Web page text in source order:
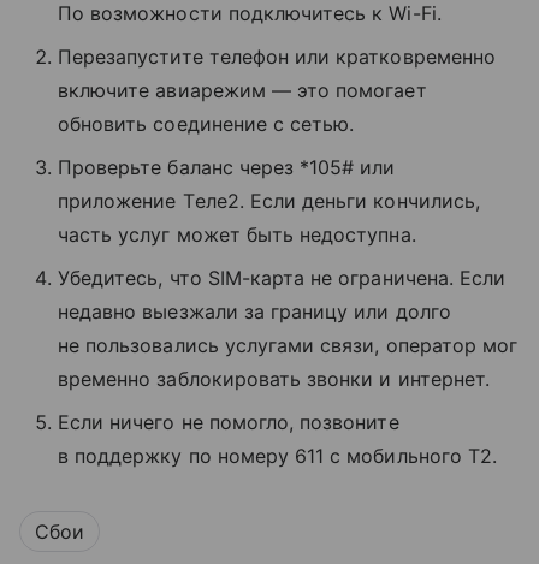
По возможности подключитесь к Wi-Fi.
Перезапустите телефон или кратковременно
включите авиарежим — это помогает
обновить соединение с сетью.
Проверьте баланс через *105# или
приложение Tеле2. Если деньги кончились,
часть услуг может быть недоступна.
Убедитесь, что SIM-карта не ограничена. Если
недавно выезжали за границу или долго
не пользовались услугами связи, оператор мог
временно заблокировать звонки и интернет.
Если ничего не помогло, позвоните
в поддержку по номеру 611 с мобильного T2.
Сбои